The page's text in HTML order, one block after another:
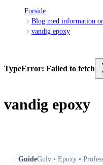
Forside
Blog med information
vandig epoxy
TypeError: Failed to fetch
vandig epoxy
GuideGulv • Epoxy •